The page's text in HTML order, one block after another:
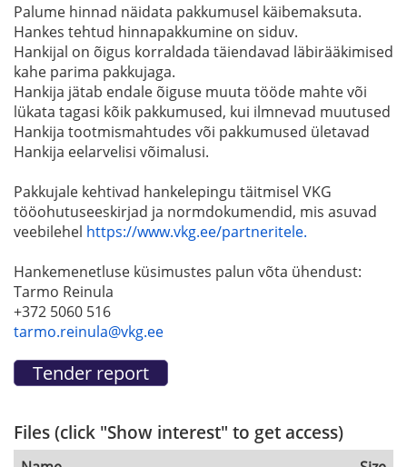
Palume hinnad näidata pakkumusel käibemaksuta.
Hankes tehtud hinnapakkumine on siduv.
Hankijal on õigus korraldada täiendavad läbirääkimised
kahe parima pakkujaga.
Hankija jätab endale õiguse muuta tööde mahte või
lükata tagasi kõik pakkumused, kui ilmnevad muutused
Hankija tootmismahtudes või pakkumused ületavad
Hankija eelarvelisi võimalusi.
Pakkujale kehtivad hankelepingu täitmisel VKG
tööohutuseeskirjad ja normdokumendid, mis asuvad
veebilehel https://www.vkg.ee/partneritele.
Hankemenetluse küsimustes palun võta ühendust:
Tarmo Reinula
+372 5060 516
tarmo.reinula@vkg.ee
Files (click "Show interest" to get access)